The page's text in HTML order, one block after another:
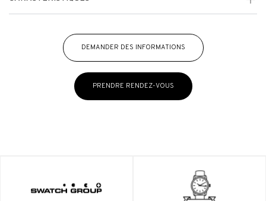
DEMANDER DES INFORMATIONS
PRENDRE RENDEZ-VOUS